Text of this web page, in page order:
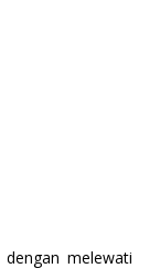
melewati